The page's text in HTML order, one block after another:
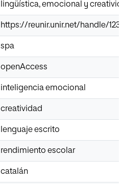
lingüística, emocional y
https://reunir.unir.net/handle/
spa
openAccess
inteligencia emocional
creatividad
lenguaje escrito
rendimiento escolar
catalán